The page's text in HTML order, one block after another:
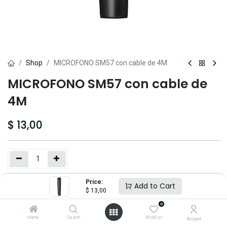
Price:
$ 13,00 Add to Cart
Home Search
0
Wishlist Account
Shop MICROFONO SM57 con cable de 4M
MICROFONO SM57 con cable de
4M
$ 13,00
Comprar Pagar Ahora
Añadir a lista de deseos